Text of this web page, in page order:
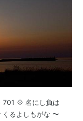
701 💠 名にし負は
るよしもがな 〜